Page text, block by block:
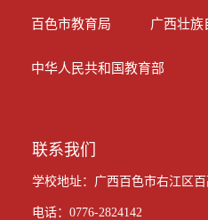
百色市教育局 广西壮族
中华人民共和国教育部
联系我们
学校地址：广西百色市右江区百
电话：0776-2824142